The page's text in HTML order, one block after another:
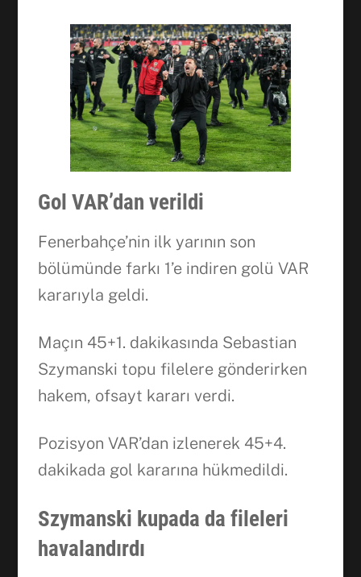
Gol VAR’dan verildi
Fenerbahçe’nin ilk yarının son
bölümünde farkı 1’e indiren golü VAR
kararıyla geldi.
Maçın 45+1. dakikasında Sebastian
Szymanski topu filelere gönderirken
hakem, ofsayt kararı verdi.
Pozisyon VAR’dan izlenerek 45+4.
dakikada gol kararına hükmedildi.
Szymanski kupada da fileleri
havalandırdı